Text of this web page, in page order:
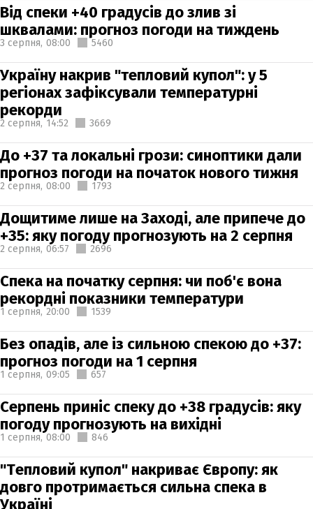
Від спеки +40 градусів до злив зі
шквалами: прогноз погоди на тиждень
3 серпня, 08:00 5460
Україну накрив "тепловий купол": у 5
регіонах зафіксували температурні
рекорди
2 серпня, 14:52 3669
До +37 та локальні грози: синоптики дали
прогноз погоди на початок нового тижня
2 серпня, 08:00 1793
Дощитиме лише на Заході, але припече до
+35: яку погоду прогнозують на 2 серпня
2 серпня, 06:57 2696
Спека на початку серпня: чи поб'є вона
рекордні показники температури
1 серпня, 20:00 1539
Без опадів, але із сильною спекою до +37:
прогноз погоди на 1 серпня
1 серпня, 09:05 657
Серпень приніс спеку до +38 градусів: яку
погоду прогнозують на вихідні
1 серпня, 08:00 846
"Тепловий купол" накриває Європу: як
довго протримається сильна спека в
Україні